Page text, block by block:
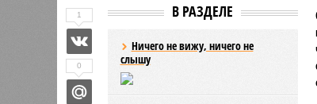
В РАЗДЕЛЕ
Ничего не вижу, ничего не
слышу
1
0